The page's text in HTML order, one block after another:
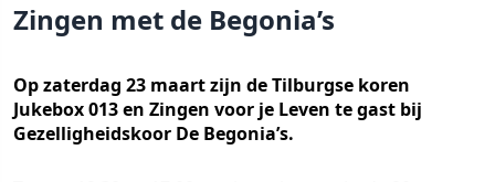
Zingen met de Begonia’s
Op zaterdag 23 maart zijn de Tilburgse koren
Jukebox 013 en Zingen voor je Leven te gast bij
Gezelligheidskoor De Begonia’s.